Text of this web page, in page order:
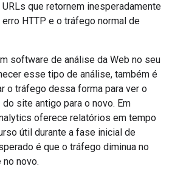
que retornem inesperadamente
HTTP e o tráfego normal de
software de análise da Web no seu
esse tipo de análise, também é
o tráfego dessa forma para ver o
site antigo para o novo. Em
oferece relatórios em tempo
útil durante a fase inicial de
é que o tráfego diminua no
novo.